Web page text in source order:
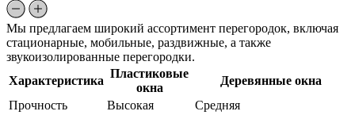
Мы предлагаем широкий ассортимент перегородок, включая
стационарные, мобильные, раздвижные, а также
звукоизолированные перегородки.
Характеристика
Пластиковые
окна
Деревянные окна
Прочность
Высокая
Средняя